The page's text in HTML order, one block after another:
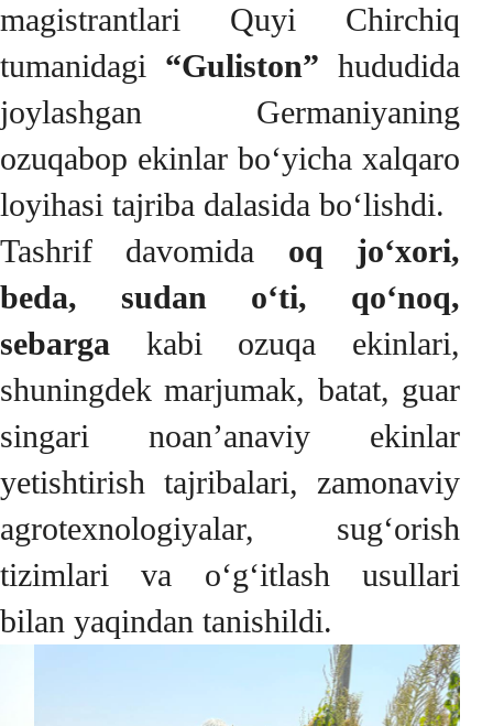
magistrantlari Quyi Chirchiq
tumanidagi “Guliston” hududida
joylashgan Germaniyaning
ozuqabop ekinlar bo‘yicha xalqaro
loyihasi tajriba dalasida bo‘lishdi.
Tashrif davomida oq jo‘xori,
beda, sudan o‘ti, qo‘noq,
sebarga kabi ozuqa ekinlari,
shuningdek marjumak, batat, guar
singari noan’anaviy ekinlar
yetishtirish tajribalari, zamonaviy
agrotexnologiyalar, sug‘orish
tizimlari va o‘g‘itlash usullari
bilan yaqindan tanishildi.